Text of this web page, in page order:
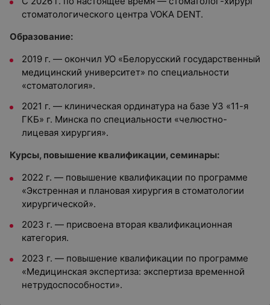
стоматологического центра VOKA DENT.
Образование:
2019 г. — окончил УО «Белорусский государственный
медицинский университет» по специальности
«стоматология».
2021 г. — клиническая ординатура на базе УЗ «11-я
ГКБ» г. Минска по специальности «челюстно-
лицевая хирургия».
Курсы, повышение квалификации, семинары:
2022 г. — повышение квалификации по программе
«Экстренная и плановая хирургия в стоматологии
хирургической».
2023 г. — присвоена вторая квалификационная
категория.
2023 г. — повышение квалификации по программе
«Медицинская экспертиза: экспертиза временной
нетрудоспособности».